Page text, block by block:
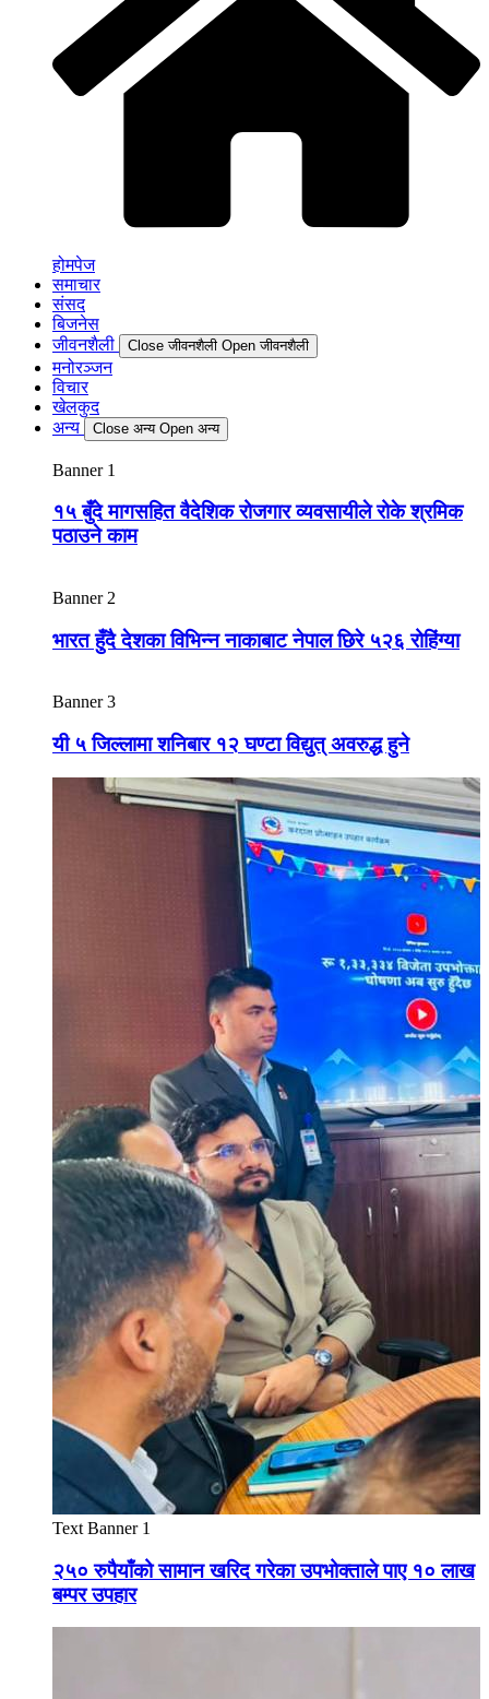
होमपेज
समाचार
संसद
बिजनेस
जीवनशैली
Close जीवनशैली Open जीवनशैली
मनोरञ्जन
विचार
खेलकुद
अन्य
Close अन्य Open अन्य
Banner 1
१५ बुँदे मागसहित वैदेशिक रोजगार व्यवसायीले रोके श्रमिक
पठाउने काम
Banner 2
भारत हुँदै देशका विभिन्न नाकाबाट नेपाल छिरे ५२६ रोहिंग्या
Banner 3
यी ५ जिल्लामा शनिबार १२ घण्टा विद्युत् अवरुद्ध हुने
Text Banner 1
२५० रुपैयाँको सामान खरिद गरेका उपभोक्ताले पाए १० लाख
बम्पर उपहार